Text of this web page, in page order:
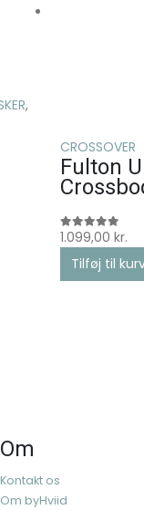
,
CROSSOVER
Fulton
0ud af 5
1.099,00 kr.
Tilføj til
Om
Kontakt os
Om byHviid